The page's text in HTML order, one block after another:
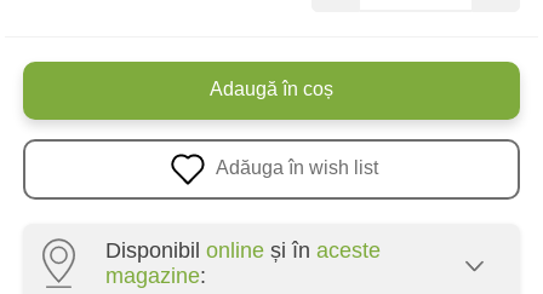
Adaugă în coș
Adăuga în wish list
Disponibil online și în aceste
magazine: